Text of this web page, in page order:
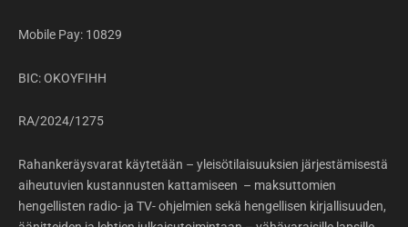
Mobile Pay: 10829
BIC: OKOYFIHH
RA/2024/1275
Rahankeräysvarat käytetään – yleisötilaisuuksien järjestämisestä
aiheutuvien kustannusten kattamiseen – maksuttomien
hengellisten radio- ja TV- ohjelmien sekä hengellisen kirjallisuuden,